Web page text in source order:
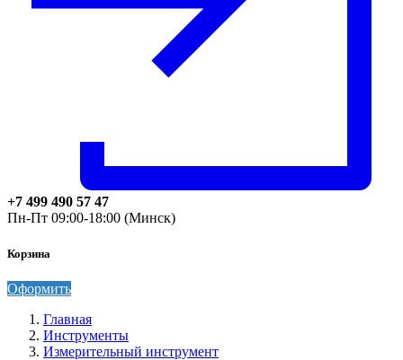
+7 499 490 57 47
Пн-Пт 09:00-18:00 (Минск)
Корзина
Оформить
Главная
Инструменты
Измерительный инструмент